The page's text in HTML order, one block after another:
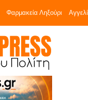
Φαρμακεία Ληξούρι